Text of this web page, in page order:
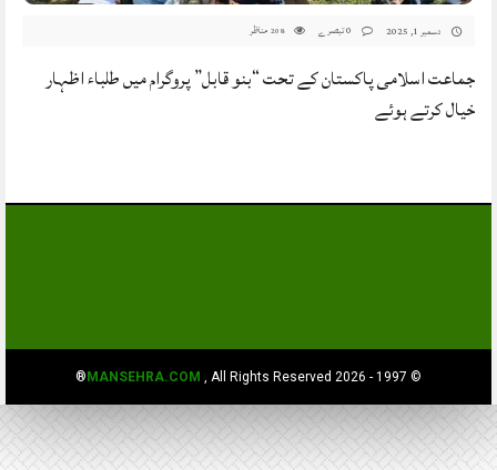
دسمبر 1, 2025 208 مناظر
جماعت اسلامی پاکستان کے تحت “بنو قابل” پروگرام میں طلباء اظہار
خیال کرتے ہوئے
© 1997 - 2026
MANSEHRA.COM , All Rights Reserved®